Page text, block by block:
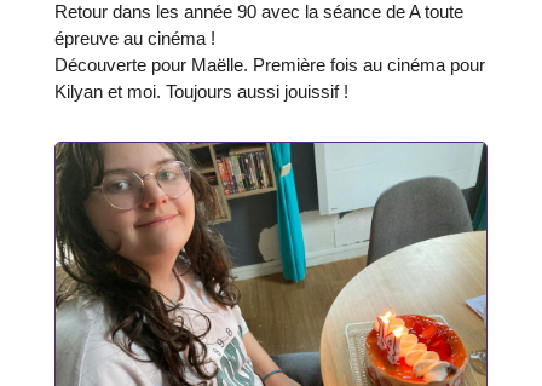
Retour dans les année 90 avec la séance de A toute
épreuve au cinéma !
Découverte pour Maëlle. Première fois au cinéma pour
Kilyan et moi. Toujours aussi jouissif !